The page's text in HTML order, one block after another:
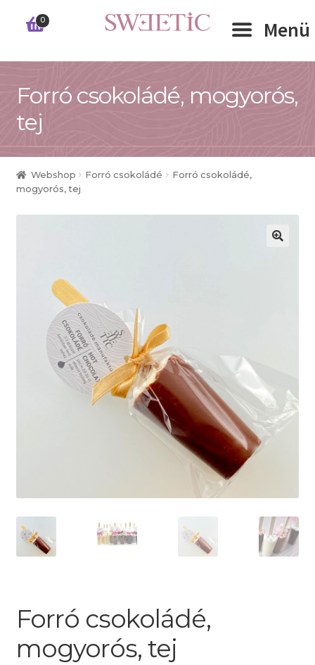
Ugrás
Kilépés
0 Menü
RÓLUNK
WEBSHOP
Forró csokoládé, mogyorós,
tej
Webshop Forró csokoládé
Forró csokoládé,
mogyorós, tej
Forró csokoládé,
mogyorós, tej